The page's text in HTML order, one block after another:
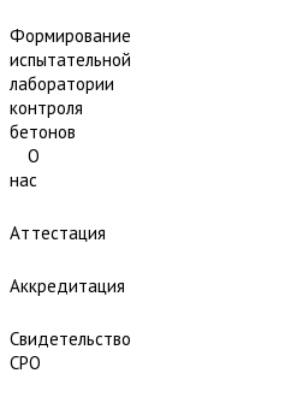
Формирование
испытательной
лаборатории
контроля
бетонов
О
нас
Аттестация
Аккредитация
Свидетельство
СРО